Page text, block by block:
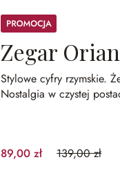
Promocja
Zegar
Stylowe cyfry rzymskie.
Nostalgia w czystej
89,00 zł 139,00 zł